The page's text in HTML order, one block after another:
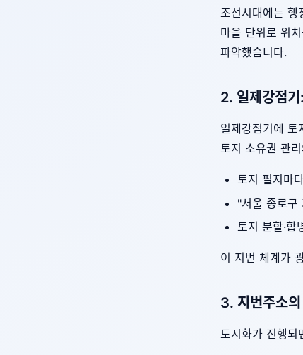
조선시대에는
마을 단위로 위
파악했습니다.
2. 일제강점
일제강점기에
토지 소유권 관
토지 필지마
"서울 종로구
토지 분할·합
이 지번 체계가
3. 지번주소
도시화가 진행되